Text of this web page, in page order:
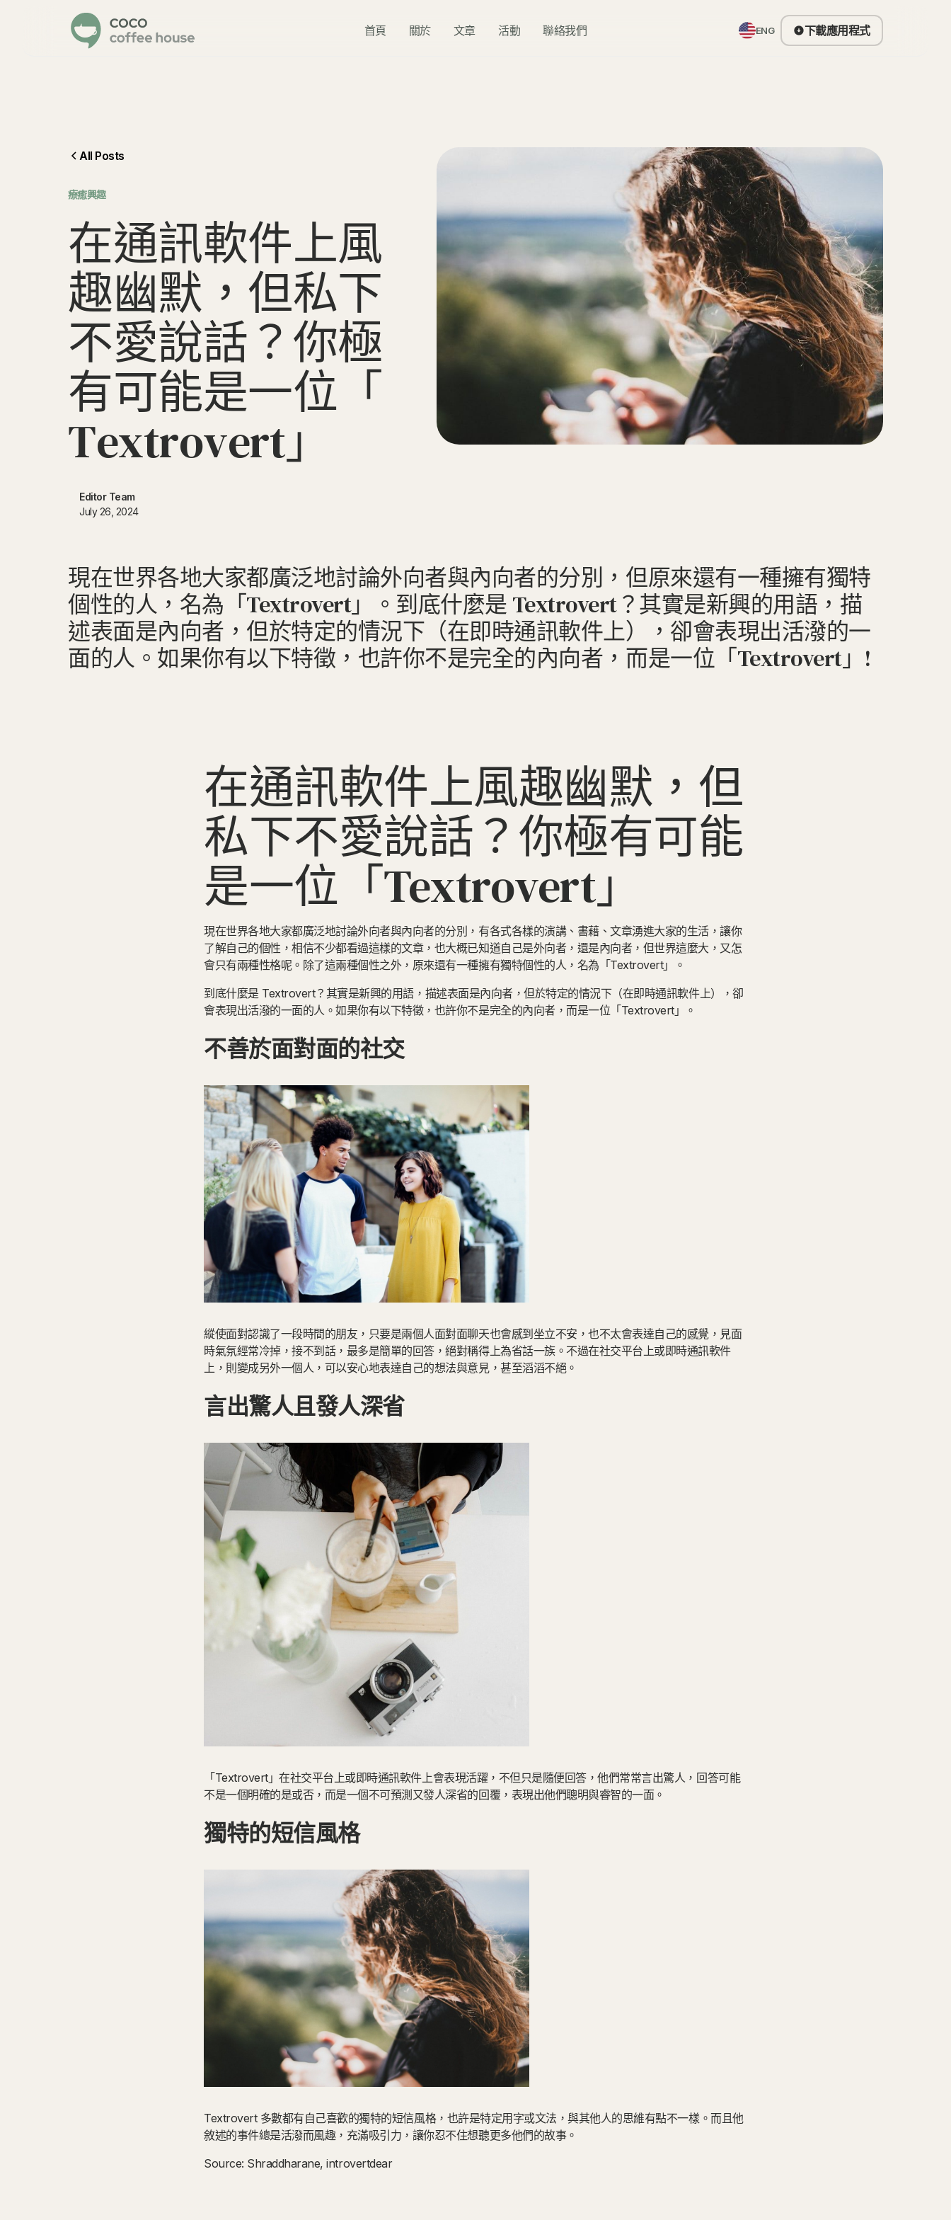
首頁 關於 文章 活動 聯絡我們 ENG 下載應用程式
All Posts
⁠療癒興趣
在通訊軟件上風
趣幽默 ， 但私下
不愛說話？你極
有可能是一位 「
Textrovert」
Editor Team
July 26, 2024
現在世界各地大家都廣泛地討論外向者與內向者的分別，但原來還有一種擁有獨特
個性的人，名為「Textrovert」。到底什麼是 Textrovert？其實是新興的用語，描
述表面是內向者，但於特定的情況下（在即時通訊軟件上），卻會表現出活潑的一
面的人。如果你有以下特徵，也許你不是完全的內向者，而是一位「Textrovert」!
在通訊軟件上風趣幽默，但
私下不愛說話？你極有可能
是一位「Textrovert」
現在世界各地大家都廣泛地討論外向者與內向者的分別，有各式各樣的演講、書藉、文章湧進大家的生活，讓你
了解自己的個性，相信不少都看過這樣的文章，也大概已知道自己是外向者，還是內向者，但世界這麼大，又怎
會只有兩種性格呢。除了這兩種個性之外，原來還有一種擁有獨特個性的人，名為「Textrovert」。
到底什麼是 Textrovert？其實是新興的用語，描述表面是內向者，但於特定的情況下（在即時通訊軟件上），卻
會表現出活潑的一面的人。如果你有以下特徵，也許你不是完全的內向者，而是一位「Textrovert」。
不善於面對面的社交
縱使面對認識了一段時間的朋友，只要是兩個人面對面聊天也會感到坐立不安，也不太會表達自己的感覺，見面
時氣氛經常冷掉，接不到話，最多是簡單的回答，絕對稱得上為省話一族。不過在社交平台上或即時通訊軟件
上，則變成另外一個人，可以安心地表達自己的想法與意見，甚至滔滔不絕。
言出驚人且發人深省
「Textrovert」在社交平台上或即時通訊軟件上會表現活躍，不但只是隨便回答，他們常常言出驚人，回答可能
不是一個明確的是或否，而是一個不可預測又發人深省的回覆，表現出他們聰明與睿智的一面。
獨特的短信風格
Textrovert 多數都有自己喜歡的獨特的短信風格，也許是特定用字或文法，與其他人的思維有點不一樣。而且他
敘述的事件總是活潑而風趣，充滿吸引力，讓你忍不住想聽更多他們的故事。
Source: Shraddharane, introvertdear